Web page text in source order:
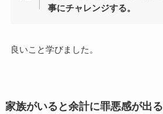
事にチャレンジする。
良いこと学びました。
家族がいると余計に罪悪感が出る